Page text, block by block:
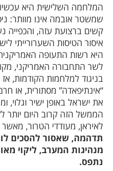
שמשטר אובמה אינו מוותר:
קשים ברצועת עזה, והכפייה
איסור הטיסות השערורייתי
היא רשות התעופה
לשר התחבורה האמריקני,
בניגוד למלחמות הקודמות,
“אינתיפאדה” מסתורית, או
את ישראל באופן ישיר וגלוי,
הממשל הזה קרוב היום יותר
לאיראן, מעודדי הטרור,
תדהמה, שאסור להסכים
מנהיגות המערב, ליקוי
נתפס.